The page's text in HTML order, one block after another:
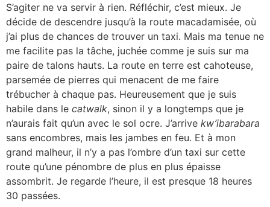
S’agiter ne va servir à rien. Réfléchir, c’est mieux. Je
décide de descendre jusqu’à la route macadamisée, où
j’ai plus de chances de trouver un taxi. Mais ma tenue ne
me facilite pas la tâche, juchée comme je suis sur ma
paire de talons hauts. La route en terre est cahoteuse,
parsemée de pierres qui menacent de me faire
trébucher à chaque pas. Heureusement que je suis
habile dans le catwalk, sinon il y a longtemps que je
n’aurais fait qu’un avec le sol ocre. J’arrive kw’ibarabara
sans encombres, mais les jambes en feu. Et à mon
grand malheur, il n’y a pas l’ombre d’un taxi sur cette
route qu’une pénombre de plus en plus épaisse
assombrit. Je regarde l’heure, il est presque 18 heures
30 passées.